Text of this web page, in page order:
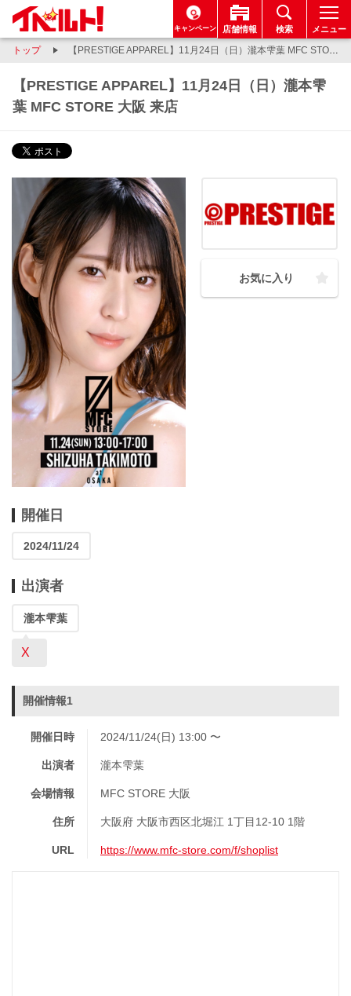
キャンペーン 店舗情報 検索 メニュー
トップ 【PRESTIGE APPAREL】11月24日（日）瀧本雫葉 MFC STORE 大阪 来店
【PRESTIGE APPAREL】11月24日（日）瀧本雫
葉 MFC STORE 大阪 来店
お気に入り
開催日
2024/11/24
出演者
瀧本雫葉
X
開催情報1
開催日時 2024/11/24(日) 13:00 〜
出演者 瀧本雫葉
会場情報 MFC STORE 大阪
住所 大阪府 大阪市西区北堀江 1丁目12-10 1階
URL https://www.mfc-store.com/f/shoplist